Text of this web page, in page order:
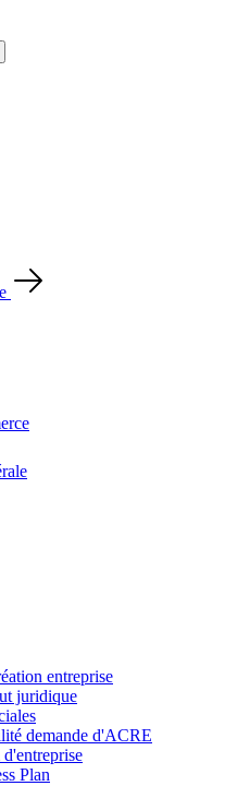
entreprise
juridique
demande d'ACRE
Plan